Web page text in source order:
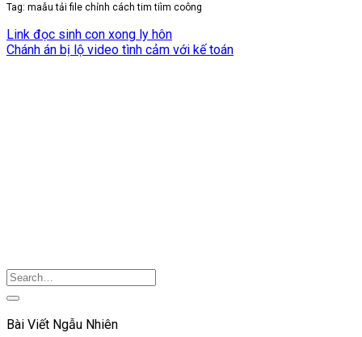
Tag: maẫu tải file chỉnh cách tim tiìm coông
Link đọc sinh con xong ly hôn
Chánh án bị lộ video tình cảm với kế toán
Bài Viết Ngẫu Nhiên